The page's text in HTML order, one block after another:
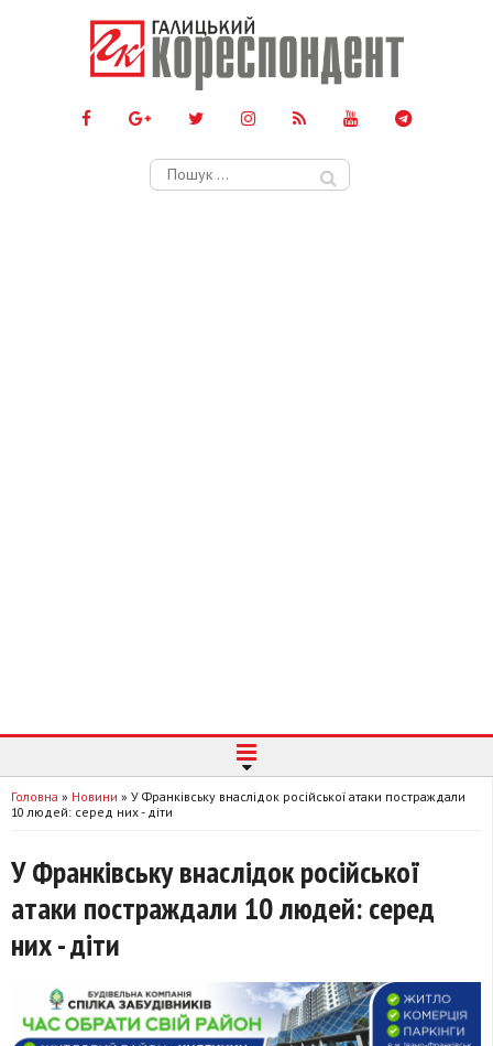
Пошук:
Головна » Новини » У Франківську внаслідок російської атаки постраждали
10 людей: серед них - діти
У Франківську внаслідок російської
атаки постраждали 10 людей: серед
них - діти